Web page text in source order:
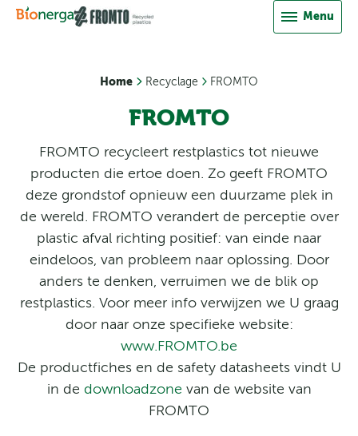
Direct naar inhoud
Menu
Groencompost
Biostoom Beringen
Over ons
Vacatures
Downloads
Contact
Leverancier worden?
Home Recyclage FROMTO
FROMTO
FROMTO recycleert restplastics tot nieuwe
producten die ertoe doen. Zo geeft FROMTO
deze grondstof opnieuw een duurzame plek in
de wereld. FROMTO verandert de perceptie over
plastic afval richting positief: van einde naar
eindeloos, van probleem naar oplossing. Door
anders te denken, verruimen we de blik op
restplastics. Voor meer info verwijzen we U graag
door naar onze specifieke website:
www.FROMTO.be
De productfiches en de safety datasheets vindt U
in de downloadzone van de website van
FROMTO